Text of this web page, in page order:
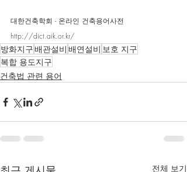
대한건축학회 - 온라인 건축용어사전
http://dict.aik.or.kr/
방화지구배관설비 배연설비 보호 지구
복합 용도지구
건축법 관련 용어
전체 보기